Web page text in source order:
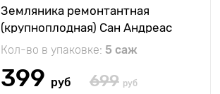
Земляника ремонтантная
(крупноплодная) Сан Андреас
Кол-во в упаковке: 5 саж
399 руб 699 руб